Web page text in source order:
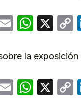
Email X
la
Email X